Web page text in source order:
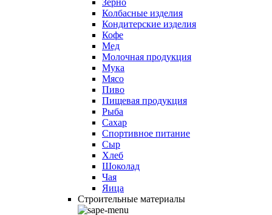
Зерно
Колбасные изделия
Кондитерские изделия
Кофе
Мед
Молочная продукция
Мука
Мясо
Пиво
Пищевая продукция
Рыба
Сахар
Спортивное питание
Сыр
Хлеб
Шоколад
Чая
Яица
Строительные материалы